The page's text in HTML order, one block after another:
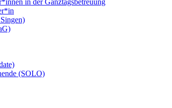
in der Ganztagsbetreuung
(SOLO)